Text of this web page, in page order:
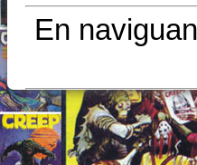
En